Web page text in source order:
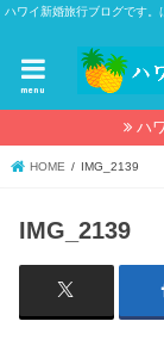
ハワイ新婚旅行ブログです
menu
ハ
HOME IMG_2139
IMG_2139